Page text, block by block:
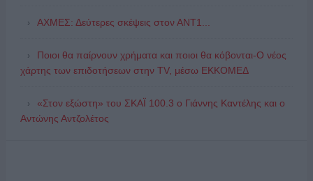
ΑΧΜΕΣ: Δεύτερες σκέψεις στον ΑΝΤ1...
Ποιοι θα παίρνουν χρήματα και ποιοι θα κόβονται-Ο νέος
χάρτης των επιδοτήσεων στην TV, μέσω ΕΚΚΟΜΕΔ
«Στον εξώστη» του ΣΚΑΪ 100.3 ο Γιάννης Καντέλης και ο
Αντώνης Αντζολέτος